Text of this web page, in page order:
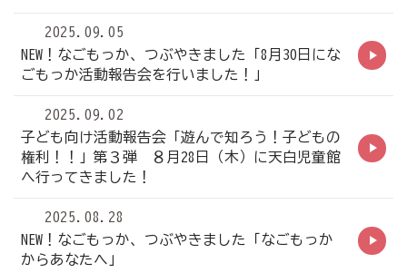
2025.09.05
NEW！なごもっか、つぶやきました「8月30日にな
ごもっか活動報告会を行いました！」
2025.09.02
子ども向け活動報告会「遊んで知ろう！子どもの
権利！！」第３弾 ８月28日（木）に天白児童館
へ行ってきました！
2025.08.28
NEW！なごもっか、つぶやきました「なごもっか
からあなたへ」